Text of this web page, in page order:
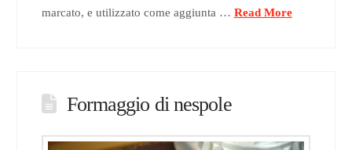
marcato, e utilizzato come aggiunta … Read More
Formaggio di nespole